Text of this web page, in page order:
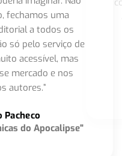
fechamos uma
a todos os
só pelo serviço de
acessível, mas
mercado e nos
autores.”
Pacheco
do Apocalipse"